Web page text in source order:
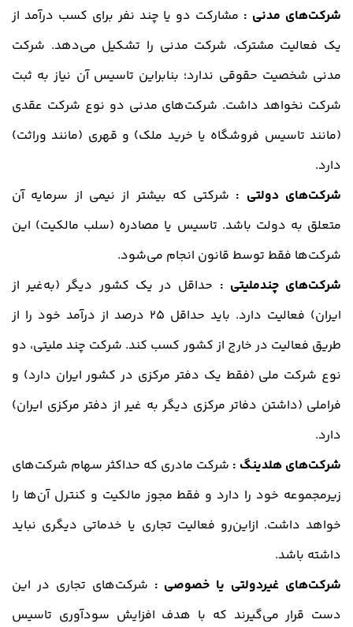
شرکت‌های مدنی : مشارکت دو یا چند نفر برای کسب درآمد از
یک فعالیت مشترک، شرکت مدنی را تشکیل می‌دهد. شرکت
مدنی شخصیت حقوقی ندارد؛ بنابراین تاسیس آن نیاز به ثبت
شرکت نخواهد داشت. شرکت‌های مدنی دو نوع شرکت عقدی
(مانند تاسیس فروشگاه یا خرید ملک) و قهری (مانند وراثت)
دارد.
شرکت‌های دولتی : شرکتی که بیشتر از نیمی از سرمایه آن
متعلق به دولت باشد. تاسیس یا مصادره (سلب مالکیت) این
شرکت‌ها فقط توسط قانون انجام می‌شود.
شرکت‌های چندملیتی : حداقل در یک کشور دیگر (به‌غیر از
ایران) فعالیت دارد. باید حداقل 25 درصد از درآمد خود را از
طریق فعالیت در خارج از کشور کسب کند. شرکت چند ملیتی، دو
نوع شرکت ملی (فقط یک دفتر مرکزی در کشور ایران دارد) و
فراملی (داشتن دفاتر مرکزی دیگر به غیر از دفتر مرکزی ایران)
دارد.
شرکت‌های هلدینگ : شرکت مادری که حداکثر سهام شرکت‌های
زیرمجموعه خود را دارد و فقط مجوز مالکیت و کنترل آن‌ها را
خواهد داشت. ازاین‌رو فعالیت تجاری یا خدماتی دیگری نباید
داشته باشد.
شرکت‌های غیردولتی یا خصوصی : شرکت‌های تجاری در این
دست قرار می‌گیرند که با هدف افزایش سودآوری تاسیس